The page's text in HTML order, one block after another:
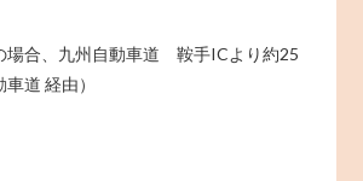
場合、九州自動車道 鞍手ICより約25
道 経由）